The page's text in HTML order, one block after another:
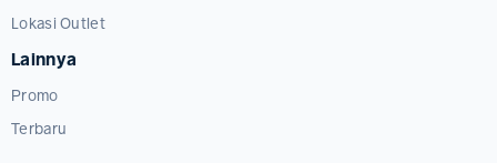
Lokasi Outlet
Lainnya
Promo
Terbaru